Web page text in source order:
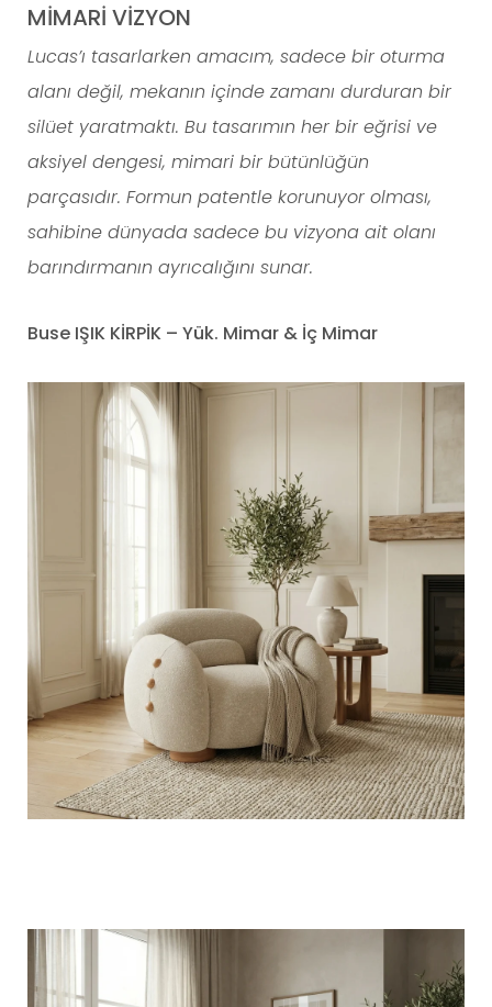
MİMARİ VİZYON
Lucas’ı tasarlarken amacım, sadece bir oturma
alanı değil, mekanın içinde zamanı durduran bir
silüet yaratmaktı. Bu tasarımın her bir eğrisi ve
aksiyel dengesi, mimari bir bütünlüğün
parçasıdır. Formun patentle korunuyor olması,
sahibine dünyada sadece bu vizyona ait olanı
barındırmanın ayrıcalığını sunar.
Buse IŞIK KİRPİK – Yük. Mimar & İç Mimar